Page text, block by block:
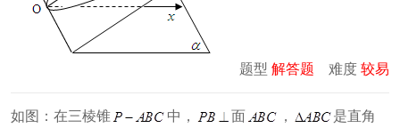
题型 解答题 难度 较易
如图：在三棱锥 中， 面 ， 是直角